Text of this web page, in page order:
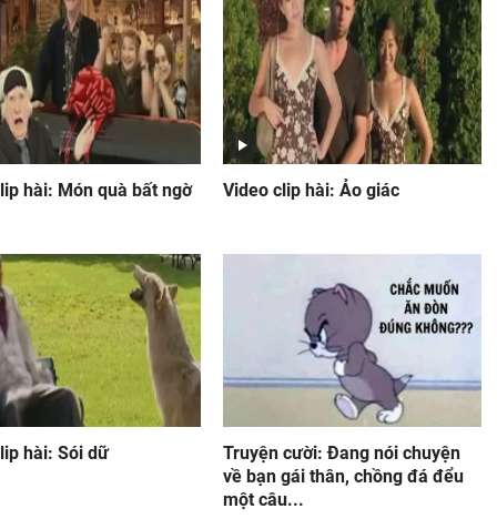
hài: Món quà bất ngờ Video clip hài: Ảo giác
hài: Sói dữ
Truyện cười: Đang nói chuyện
về bạn gái thân, chồng đá đểu
một câu...